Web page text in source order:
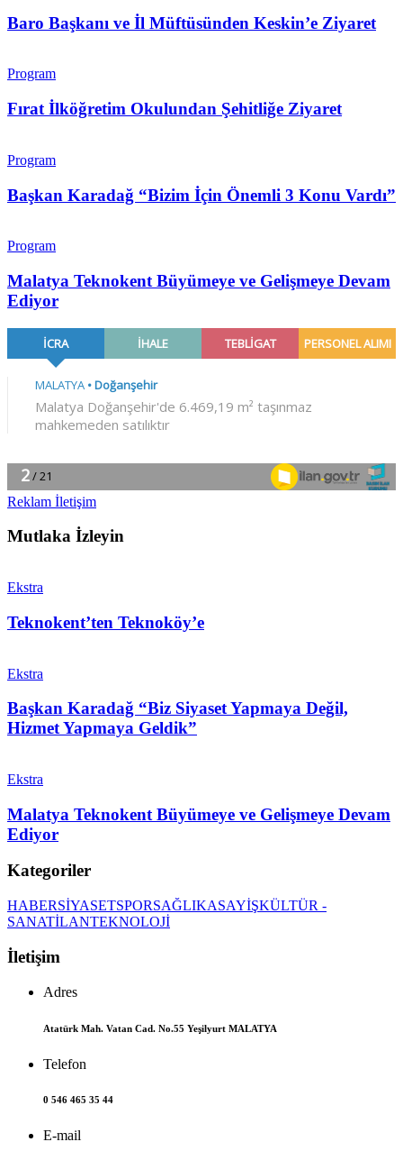
Baro Başkanı ve İl Müftüsünden Keskin’e Ziyaret
Program
Fırat İlköğretim Okulundan Şehitliğe Ziyaret
Program
Başkan Karadağ “Bizim İçin Önemli 3 Konu Vardı”
Program
Malatya Teknokent Büyümeye ve Gelişmeye Devam
Ediyor
Reklam İletişim
Mutlaka İzleyin
Ekstra
Teknokent’ten Teknoköy’e
Ekstra
Başkan Karadağ “Biz Siyaset Yapmaya Değil,
Hizmet Yapmaya Geldik”
Ekstra
Malatya Teknokent Büyümeye ve Gelişmeye Devam
Ediyor
Kategoriler
HABERSİYASETSPORSAĞLIKASAYİŞKÜLTÜR -
SANATİLANTEKNOLOJİ
İletişim
Adres
Atatürk Mah. Vatan Cad. No.55 Yeşilyurt MALATYA
Telefon
0 546 465 35 44
E-mail